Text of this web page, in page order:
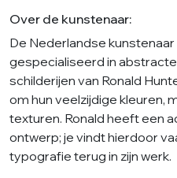
Over de kunstenaar:
De Nederlandse kunstenaar
gespecialiseerd in
schilderijen van Ronald
om hun veelzijdige kleuren,
texturen. Ronald heeft een
ontwerp; je vindt hierdoor
typografie terug in zijn werk.